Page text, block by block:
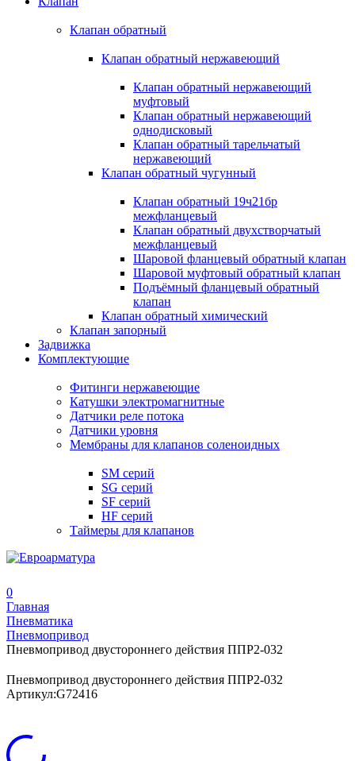
Клапан обратный
Клапан обратный нержавеющий
Клапан обратный нержавеющий
муфтовый
Клапан обратный нержавеющий
однодисковый
Клапан обратный тарельчатый
нержавеющий
Клапан обратный чугунный
Клапан обратный 19ч21бр
межфланцевый
Клапан обратный двухстворчатый
межфланцевый
Шаровой фланцевый обратный клапан
Шаровой муфтовый обратный клапан
Подъёмный фланцевый обратный
клапан
Клапан обратный химический
Клапан запорный
Задвижка
Комплектующие
Фитинги нержавеющие
Катушки электромагнитные
Датчики реле потока
Датчики уровня
Мембраны для клапанов соленоидных
SM серий
SG серий
SF серий
HF серий
Таймеры для клапанов
0
Главная
Пневматика
Пневмопривод
Пневмопривод двустороннего действия ППР2-032
Пневмопривод двустороннего действия ППР2-032
Артикул:G72416